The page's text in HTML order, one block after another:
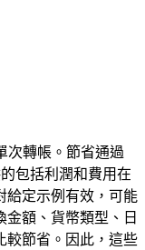
次轉帳。節省通過
包括利潤和費用在
給定示例有效，可能
額、貨幣類型、日
較節省。因此，這些